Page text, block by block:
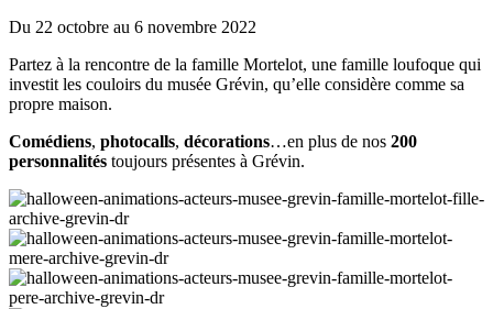
Du 22 octobre au 6 novembre 2022
Partez à la rencontre de la famille Mortelot, une famille loufoque qui
investit les couloirs du musée Grévin, qu’elle considère comme sa
propre maison.
Comédiens, photocalls, décorations…en plus de nos 200
personnalités toujours présentes à Grévin.